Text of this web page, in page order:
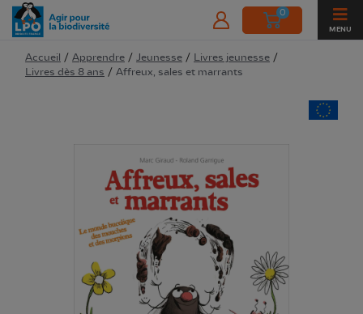
0
MENU
Accueil / Apprendre / Jeunesse / Livres jeunesse /
Livres dès 8 ans / Affreux, sales et marrants